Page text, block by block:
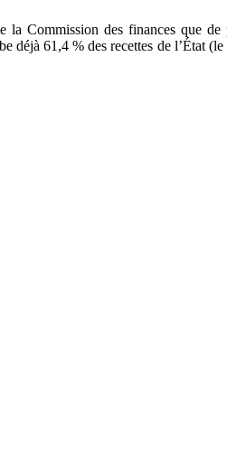
la Commission des finances que de
déjà 61,4 % des recettes de l’État